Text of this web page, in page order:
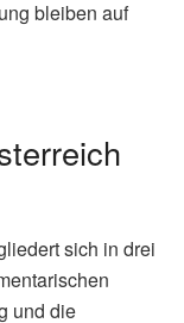
bleiben auf
sich in drei
und die